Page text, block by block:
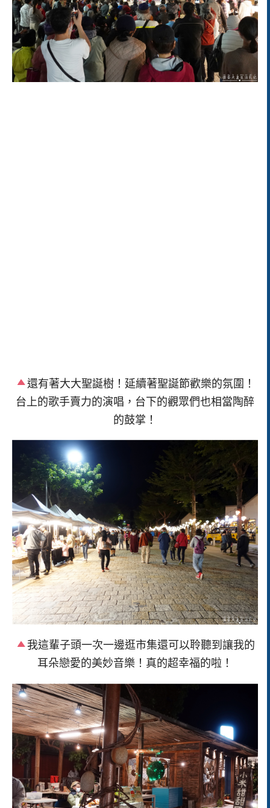
還有著大大聖誕樹！延續著聖誕節歡樂的氛圍！
台上的歌手賣力的演唱，台下的觀眾們也相當陶醉
的鼓掌！
我這輩子頭一次一邊逛市集還可以聆聽到讓我的
耳朵戀愛的美妙音樂！真的超幸福的啦！